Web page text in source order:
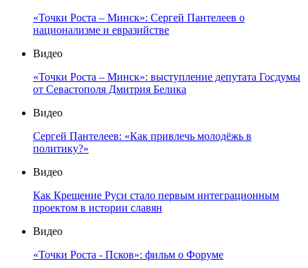
«Точки Роста – Минск»: Сергей Пантелеев о
национализме и евразийстве
Видео
«Точки Роста – Минск»: выступление депутата Госдумы
от Севастополя Дмитрия Белика
Видео
Сергей Пантелеев: «Как привлечь молодёжь в
политику?»
Видео
Как Крещение Руси стало первым интеграционным
проектом в истории славян
Видео
«Точки Роста - Псков»: фильм о Форуме